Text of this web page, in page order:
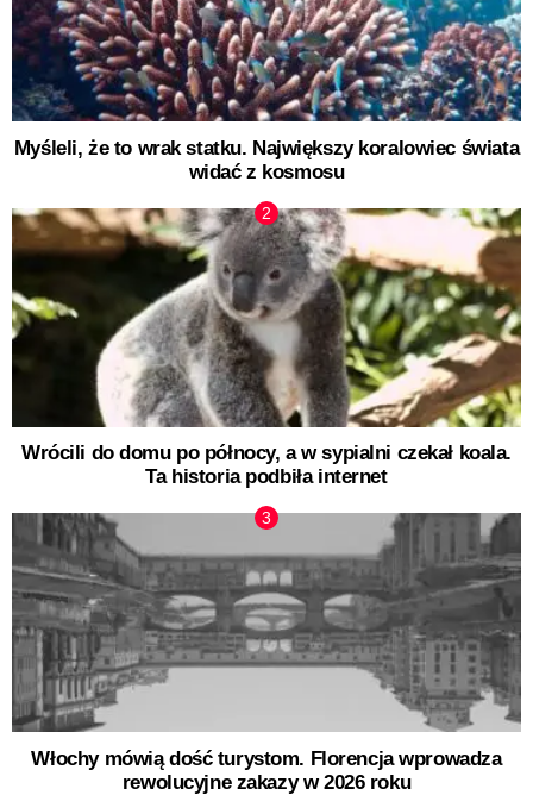
Myśleli, że to wrak statku. Największy koralowiec świata
widać z kosmosu
Wrócili do domu po północy, a w sypialni czekał koala.
Ta historia podbiła internet
Włochy mówią dość turystom. Florencja wprowadza
rewolucyjne zakazy w 2026 roku